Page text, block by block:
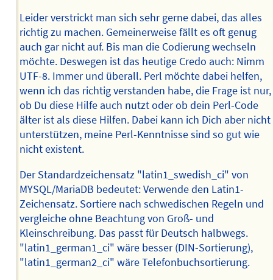
Leider verstrickt man sich sehr gerne dabei, das alles
richtig zu machen. Gemeinerweise fällt es oft genug
auch gar nicht auf. Bis man die Codierung wechseln
möchte. Deswegen ist das heutige Credo auch: Nimm
UTF-8. Immer und überall. Perl möchte dabei helfen,
wenn ich das richtig verstanden habe, die Frage ist nur,
ob Du diese Hilfe auch nutzt oder ob dein Perl-Code
älter ist als diese Hilfen. Dabei kann ich Dich aber nicht
unterstützen, meine Perl-Kenntnisse sind so gut wie
nicht existent.
Der Standardzeichensatz "latin1_swedish_ci" von
MYSQL/MariaDB bedeutet: Verwende den Latin1-
Zeichensatz. Sortiere nach schwedischen Regeln und
vergleiche ohne Beachtung von Groß- und
Kleinschreibung. Das passt für Deutsch halbwegs.
"latin1_german1_ci" wäre besser (DIN-Sortierung),
"latin1_german2_ci" wäre Telefonbuchsortierung.